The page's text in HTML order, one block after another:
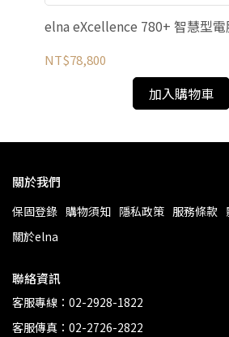
elna eXcellence 780+ 智慧型
NT$78,800
加入購物車
關於我們
保固登錄 購物須知 隱私政策 服務條款
關於elna
聯絡資訊
客服專線：02-2928-1822
客服傳真：02-2726-2822